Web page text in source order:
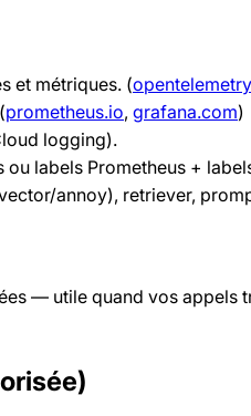
et métriques. (
prometheus.io, grafana.com)
logging).
labels Prometheus +
annoy), retriever,
— utile quand vos appels